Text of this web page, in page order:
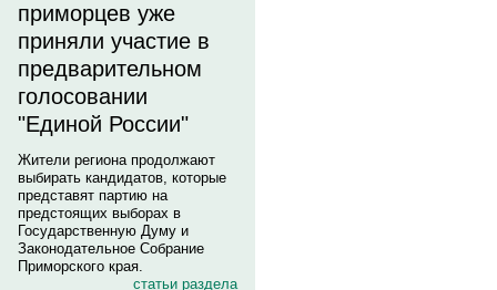
приморцев уже
приняли участие в
предварительном
голосовании
"Единой России"
Жители региона продолжают
выбирать кандидатов, которые
представят партию на
предстоящих выборах в
Государственную Думу и
Законодательное Собрание
Приморского края.
статьи раздела